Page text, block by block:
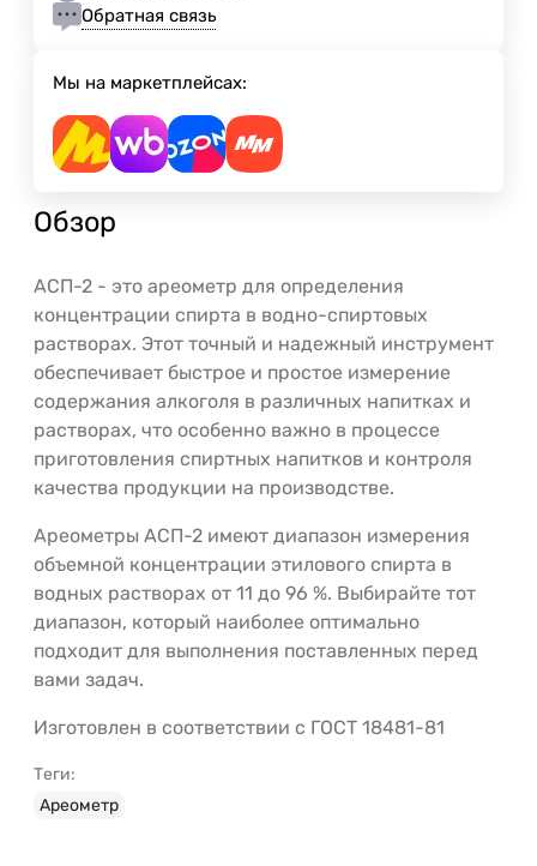
Обратная связь
Мы на маркетплейсах:
Обзор
АСП-2 - это ареометр для определения
концентрации спирта в водно-спиртовых
растворах. Этот точный и надежный инструмент
обеспечивает быстрое и простое измерение
содержания алкоголя в различных напитках и
растворах, что особенно важно в процессе
приготовления спиртных напитков и контроля
качества продукции на производстве.
Ареометры АСП-2 имеют диапазон измерения
объемной концентрации этилового спирта в
водных растворах от 11 до 96 %. Выбирайте тот
диапазон, который наиболее оптимально
подходит для выполнения поставленных перед
вами задач.
Изготовлен в соответствии с ГОСТ 18481-81
Теги:
Ареометр